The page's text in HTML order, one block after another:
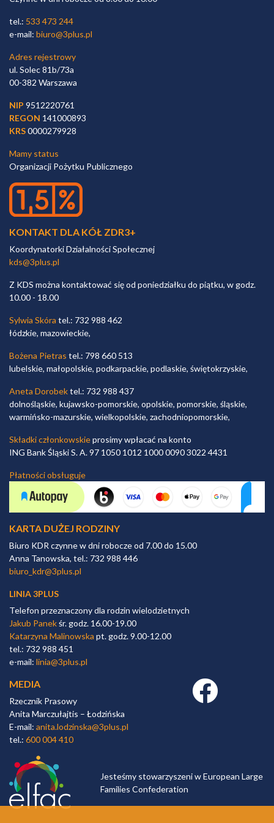
tel.: 533 473 244
e-mail: biuro@3plus.pl
Adres rejestrowy
ul. Solec 81b/73a
00-382 Warszawa
NIP 9512220761
REGON 141000893
KRS0000279928
Mamy status
Organizacji Pożytku Publicznego
KONTAKT DLA KÓŁ ZDR3+
Koordynatorki Działalności Społecznej
kds@3plus.pl
Z KDS można kontaktować się od poniedziałku do piątku, w godz.
10.00 - 18.00
Sylwia Skóra tel.: 732 988 462
łódzkie, mazowieckie,
Bożena Pietras tel.: 798 660 513
lubelskie, małopolskie, podkarpackie, podlaskie, świętokrzyskie,
Aneta Dorobektel.: 732 988 437
dolnośląskie, kujawsko-pomorskie, opolskie, pomorskie, śląskie,
warmińsko-mazurskie, wielkopolskie, zachodniopomorskie,
Składki członkowskieprosimy wpłacać na konto
ING Bank Śląski S. A. 97 1050 1012 1000 0090 3022 4431
Płatności obsługuje
KARTA DUŻEJ RODZINY
Biuro KDR czynne w dni robocze od 7.00 do 15.00
Anna Tanowska, tel.: 732 988 446
biuro_kdr@3plus.pl
LINIA 3PLUS
Telefon przeznaczony dla rodzin wielodzietnych
Jakub Panekśr. godz. 16.00-19.00
Katarzyna Malinowska pt. godz. 9.00-12.00
tel.: 732 988 451
e-mail: linia@3plus.pl
MEDIA
Rzecznik Prasowy
Anita Marczułajtis – Łodzińska
E-mail: anita.lodzinska@3plus.pl
tel.: 600 004 410
Facebook link
Jesteśmy stowarzyszeni w European Large
Families Confederation